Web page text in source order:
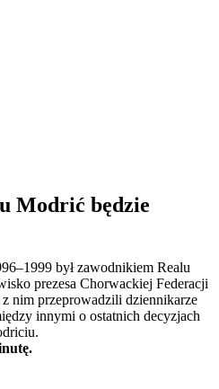
Modrić będzie
był zawodnikiem Realu
prezesa Chorwackiej Federacji
nim przeprowadzili dziennikarze
innymi o ostatnich decyzjach